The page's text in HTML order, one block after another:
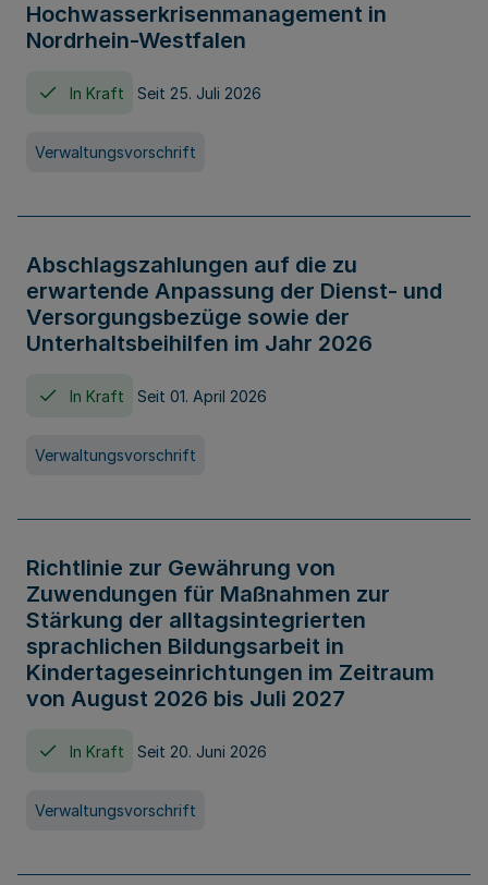
Hochwasserkrisenmanagement in
Nordrhein-Westfalen
In Kraft Seit 25. Juli 2026
Verwaltungsvorschrift
Abschlagszahlungen auf die zu
erwartende Anpassung der Dienst- und
Versorgungsbezüge sowie der
Unterhaltsbeihilfen im Jahr 2026
In Kraft Seit 01. April 2026
Verwaltungsvorschrift
Richtlinie zur Gewährung von
Zuwendungen für Maßnahmen zur
Stärkung der alltagsintegrierten
sprachlichen Bildungsarbeit in
Kindertageseinrichtungen im Zeitraum
von August 2026 bis Juli 2027
In Kraft Seit 20. Juni 2026
Verwaltungsvorschrift